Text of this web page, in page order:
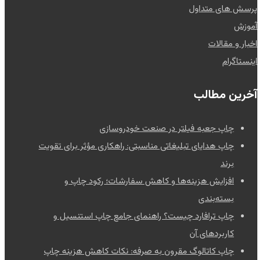
پرسش های متداول
آموزش
اخبار و مقالات
اینستاگرام
آخرین مطالب
چاپ جعبه فیلتر در صنعت خودروسازی
چاپ هدایای تبلیغاتی مناسبتی: راهکاری مؤثر برای تقویت
برند
افزایش هزینه‌ها و کاهش سفارشات؛ رکود چاپ و
بسته‌بندی
چاپ ترافارد چیست؟ راهنمای جامع چاپ استنسیل و
کاربردهای آن
چاپ کاتالوگ مقرون به صرفه: نکات کاهش هزینه چاپ